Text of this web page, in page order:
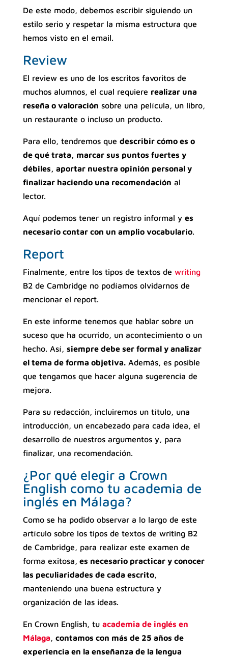
De este modo, debemos escribir siguiendo un
estilo serio y respetar la misma estructura que
hemos visto en el email.
Review
El review es uno de los escritos favoritos de
muchos alumnos, el cual requiere realizar una
reseña o valoración sobre una película, un libro,
un restaurante o incluso un producto.
Para ello, tendremos que describir cómo es o
de qué trata, marcar sus puntos fuertes y
débiles, aportar nuestra opinión personal y
finalizar haciendo una recomendación al
lector.
Aquí podemos tener un registro informal y es
necesario contar con un amplio vocabulario.
Report
Finalmente, entre los tipos de textos de writing
B2 de Cambridge no podíamos olvidarnos de
mencionar el report.
En este informe tenemos que hablar sobre un
suceso que ha ocurrido, un acontecimiento o un
hecho. Así, siempre debe ser formal y analizar
el tema de forma objetiva.Además, es posible
que tengamos que hacer alguna sugerencia de
mejora.
Para su redacción, incluiremos un título, una
introducción, un encabezado para cada idea, el
desarrollo de nuestros argumentos y, para
finalizar, una recomendación.
¿Por qué elegir a Crown
English como tu academia de
inglés en Málaga?
Como se ha podido observar a lo largo de este
artículo sobre los tipos de textos de writing B2
de Cambridge, para realizar este examen de
forma exitosa, es necesario practicar y conocer
las peculiaridades de cada escrito,
manteniendo una buena estructura y
organización de las ideas.
En Crown English, tu academia de inglés en
Málaga, contamos con más de 25 años de
experiencia en la enseñanza de la lengua